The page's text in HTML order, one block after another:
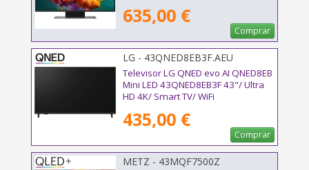
635,00 €
Comprar
LG - 43QNED8EB3F.AEU
Televisor LG QNED evo AI QNED8EB
Mini LED 43QNED8EB3F 43"/ Ultra
HD 4K/ Smart TV/ WiFi
435,00 €
Comprar
METZ - 43MQF7500Z